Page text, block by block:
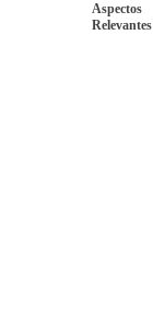
Aspectos
Relevantes